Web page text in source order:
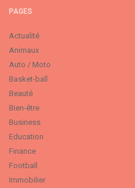
PAGES
Actualité
Animaux
Auto / Moto
Basket-ball
Beauté
Bien-être
Business
Education
Finance
Football
Immobilier